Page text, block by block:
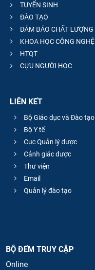
TUYỂN SINH
ĐÀO TẠO
ĐẢM BẢO CHẤT LƯỢNG
KHOA HỌC CÔNG NGHỆ
HTQT
CỰU NGƯỜI HỌC
LIÊN KẾT
Bộ Giáo dục và Đào tạo
Bộ Y tế
Cục Quản lý dược
Cảnh giác dược
Thư viện
Email
Quản lý đào tạo
BỘ ĐẾM TRUY CẬP
Online